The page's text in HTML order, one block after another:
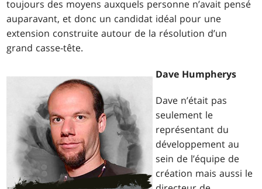
toujours des moyens auxquels personne n’avait pensé
auparavant, et donc un candidat idéal pour une
extension construite autour de la résolution d’un
grand casse-tête.
Dave Humpherys
Dave n’était pas
seulement le
représentant du
développement au
sein de l’équipe de
création mais aussi le